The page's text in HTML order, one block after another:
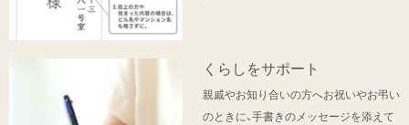
くらしをサポート
親戚やお知り合いの方へお祝いやお弔い
のときに、手書きのメッセージを添えて